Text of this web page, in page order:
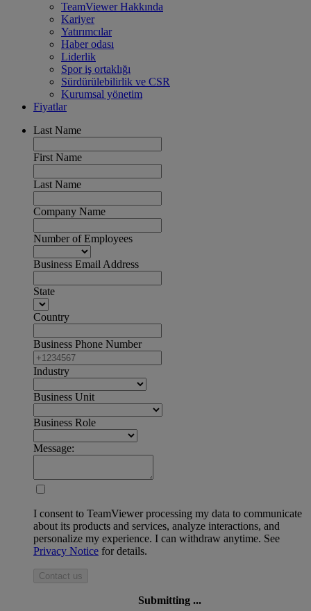
TeamViewer Hakkında
Kariyer
Yatırımcılar
Haber odası
Liderlik
Spor iş ortaklığı
Sürdürülebilirlik ve CSR
Kurumsal yönetim
Fiyatlar
Last Name
First Name
Last Name
Company Name
Number of Employees
Business Email Address
State
Country
Business Phone Number
Industry
Business Unit
Business Role
Message:
I consent to TeamViewer processing my data to communicate
about its products and services, analyze interactions, and
personalize my experience. I can withdraw anytime. See
Privacy Notice for details.
Contact us
Submitting ...